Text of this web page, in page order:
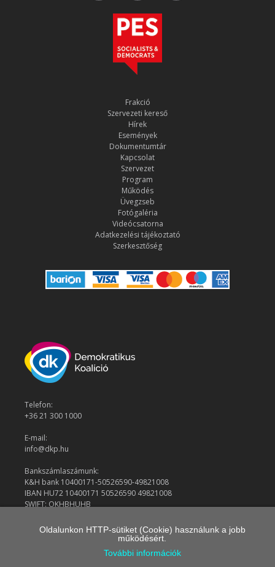
Frakció
Szervezeti kereső
Hírek
Események
Dokumentumtár
Kapcsolat
Szervezet
Program
Működés
Üvegzseb
Fotógaléria
Videócsatorna
Adatkezelési tájékoztató
Szerkesztőség
Telefon:
+36 21 300 1000
E-mail:
info@dkp.hu
Bankszámlaszámunk:
K&H bank 10400171-50526590-49821008
IBAN HU72 10400171 50526590 49821008
SWIFT: OKHBHUHB
© 2026 Demokratikus Koalíció
Oldalunkon HTTP-sütiket (Cookie) használunk a jobb
működésért.
További információk